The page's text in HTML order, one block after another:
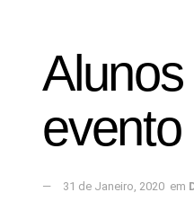
Alunos
31 de Janeiro, 2020 em